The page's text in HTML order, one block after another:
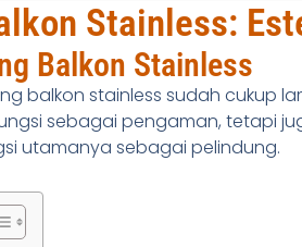
Stainless:
Balkon Stainless
balkon stainless sudah cukup
sebagai pengaman, tetapi
utamanya sebagai pelindung.